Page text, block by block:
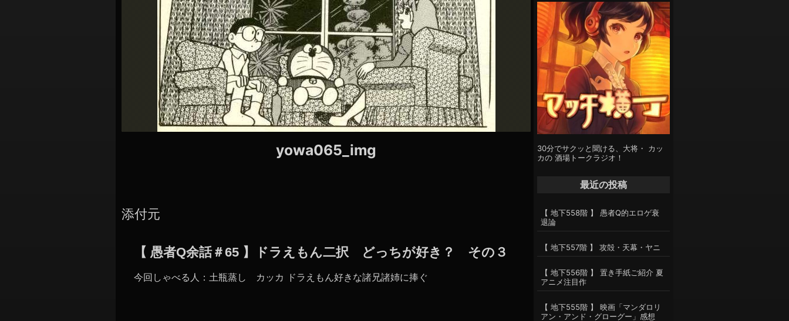
yowa065_img
添付元
【 愚者Q余話＃65 】ドラえもん二択 どっちが好き？ その３
今回しゃべる人：土瓶蒸し カッカ ドラえもん好きな諸兄諸姉に捧ぐ
30分でサクッと聞ける、大将・ カッ
カの 酒場トークラジオ！
最近の投稿
【 地下558階 】 愚者Q的エロゲ衰
退論
【 地下557階 】 攻殻・天幕・ヤニ
【 地下556階 】 置き手紙ご紹介 夏
アニメ注目作
【 地下555階 】 映画「マンダロリ
アン・アンド・グローグー」感想